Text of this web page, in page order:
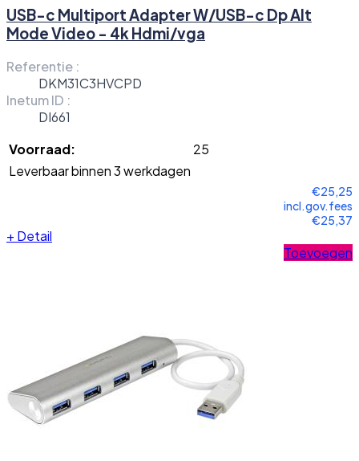
USB-c Multiport Adapter W/USB-c Dp Alt
Mode Video - 4k Hdmi/vga
Referentie :
DKM31C3HVCPD
Inetum ID :
DI661
Voorraad:
25
Leverbaar binnen 3 werkdagen
€25,25
incl.gov.fees
€25,37
+ Detail
Toevoegen